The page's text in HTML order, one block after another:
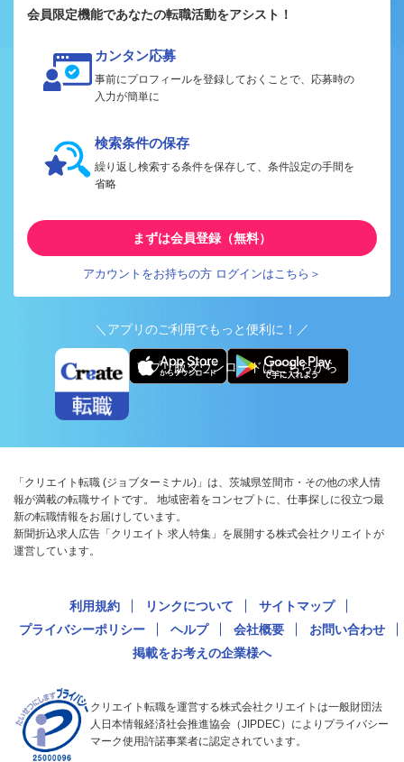
会員限定機能であなたの転職活動をアシスト！
カンタン応募
事前にプロフィールを登録しておくことで、応募時の
入力が簡単に
検索条件の保存
繰り返し検索する条件を保存して、条件設定の手間を
省略
まずは会員登録（無料）
アカウントをお持ちの方 ログインはこちら＞
＼アプリのご利用でもっと便利に！／
アプリ版ダウンロードはこちらから
「クリエイト転職 (ジョブターミナル)」は、茨城県笠間市・その他の求人情
報が満載の転職サイトです。 地域密着をコンセプトに、仕事探しに役立つ最
新の転職情報をお届けしています。
新聞折込求人広告「クリエイト 求人特集」を展開する株式会社クリエイトが
運営しています。
利用規約 リンクについて
サイトマップ
プライバシーポリシー
ヘルプ 会社概要
お問い合わせ
掲載をお考えの企業様へ
クリエイト転職を運営する株式会社クリエイトは一般財団法
人日本情報経済社会推進協会（JIPDEC）によりプライバシー
マーク使用許諾事業者に認定されています。